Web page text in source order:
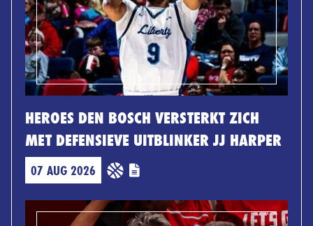
HEROES DEN BOSCH VERSTERKT ZICH
MET DEFENSIEVE UITBLINKER JJ HARPER
07 AUG 2026